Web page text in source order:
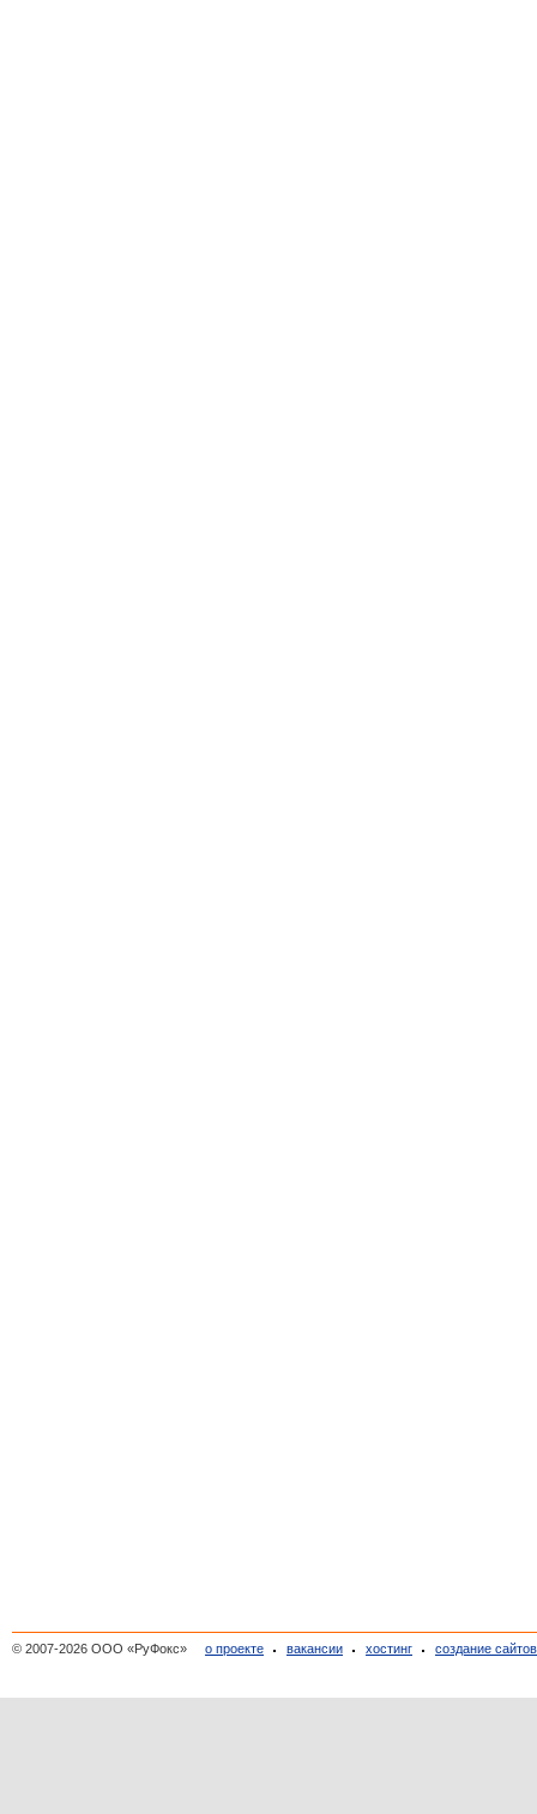
© 2007-2026 ООО «РуФокс» о проекте вакансии хостинг создание сайтов